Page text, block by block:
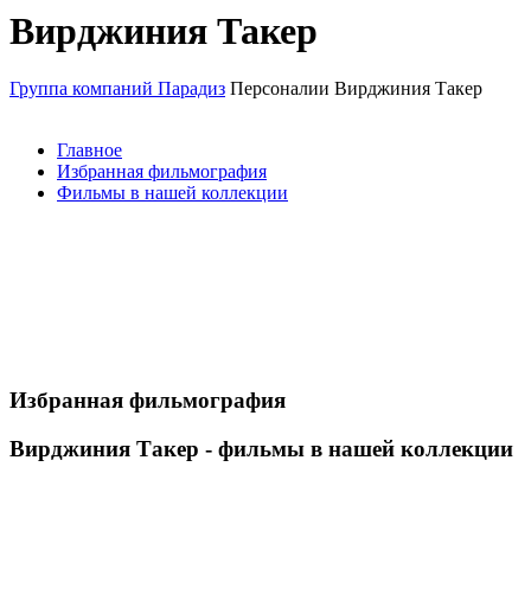
Вирджиния Такер
Группа компаний Парадиз Персоналии Вирджиния Такер
Главное
Избранная фильмография
Фильмы в нашей коллекции
Избранная фильмография
Вирджиния Такер - фильмы в нашей коллекции